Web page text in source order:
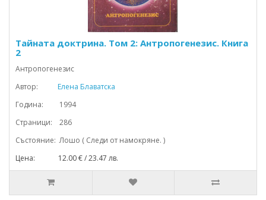
Тайната доктрина. Том 2: Антропогенезис. Книга
2
Антропогенезис
Автор:
Елена Блаватска
Година: 1994
Страници: 286
Състояние: Лошо ( Следи от намокряне. )
Цена: 12.00 € / 23.47 лв.